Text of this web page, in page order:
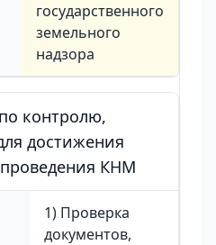
государственного
земельного
надзора
контролю,
достижения
КНМ
1) Проверка
документов,